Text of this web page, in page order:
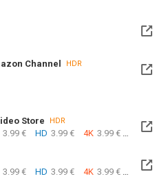
13 Ago 2026 (Quedan 8 días)
29 Jun 2027 (Quedan 10 meses)
Channel HDR
Store HDR
3.99 € HD 3.99 € 4K 3.99 €
3.99 € HD 3.99 € 4K 3.99 €